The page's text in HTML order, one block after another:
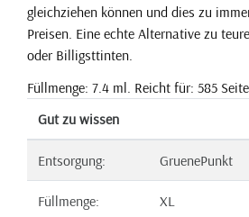
gleichziehen können und dies zu
Preisen. Eine echte Alternative zu
oder Billigsttinten.
Füllmenge: 7.4 ml. Reicht für: 585
Gut zu wissen
Entsorgung: GruenePunkt
Füllmenge: XL